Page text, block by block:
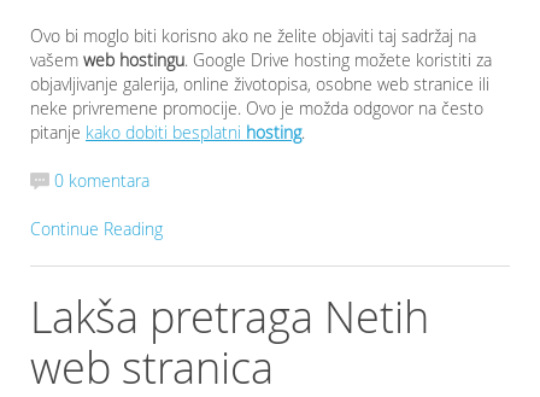
Ovo bi moglo biti korisno ako ne želite objaviti taj sadržaj na
vašem web hostingu. Google Drive hosting možete koristiti za
objavljivanje galerija, online životopisa, osobne web stranice ili
neke privremene promocije. Ovo je možda odgovor na često
pitanje kako dobiti besplatni hosting.
0 komentara
Continue Reading
Lakša pretraga Netih
web stranica